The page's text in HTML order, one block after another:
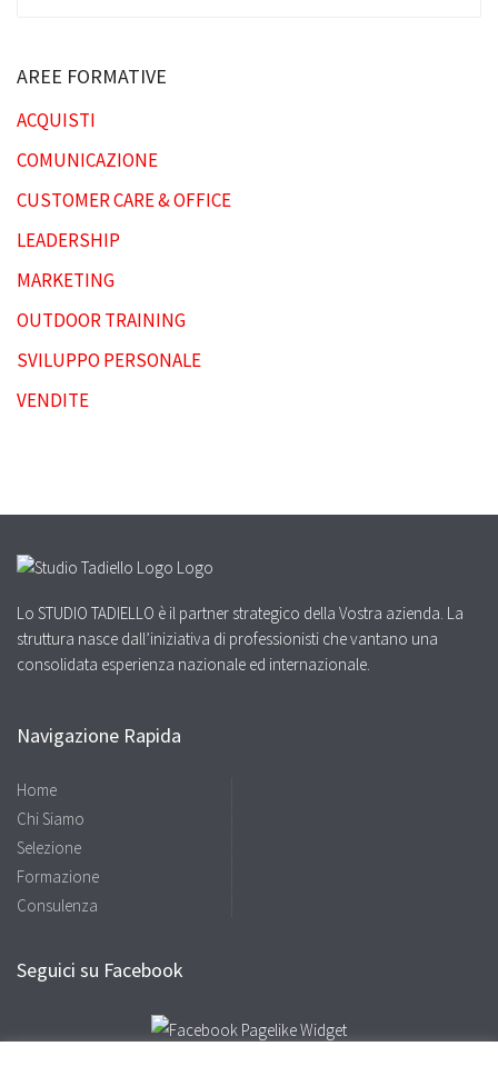
AREE FORMATIVE
ACQUISTI
COMUNICAZIONE
CUSTOMER CARE & OFFICE
LEADERSHIP
MARKETING
OUTDOOR TRAINING
SVILUPPO PERSONALE
VENDITE
Lo STUDIO TADIELLO è il partner strategico della Vostra azienda. La
struttura nasce dall’iniziativa di professionisti che vantano una
consolidata esperienza nazionale ed internazionale.
Navigazione Rapida
Home
Chi Siamo
Selezione
Formazione
Consulenza
Seguici su Facebook